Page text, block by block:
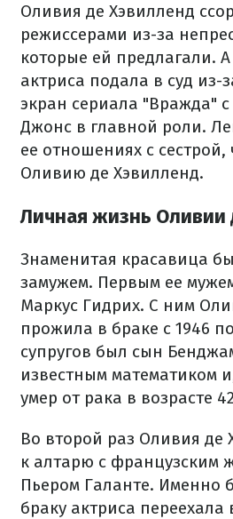
Оливия де Хэвилленд
режиссерами из-за
которые ей предлагали. А
актриса подала в суд из-
экран сериала "Вражда" с
Джонс в главной роли.
ее отношениях с сестрой,
Оливию де Хэвилленд.
Личная жизнь Оливии
Знаменитая красавица
замужем. Первым ее
Маркус Гидрих. С ним
прожила в браке с 1946
супругов был сын
известным математиком
умер от рака в возрасте
Во второй раз Оливия де
к алтарю с французским
Пьером Галанте. Именно
браку актриса